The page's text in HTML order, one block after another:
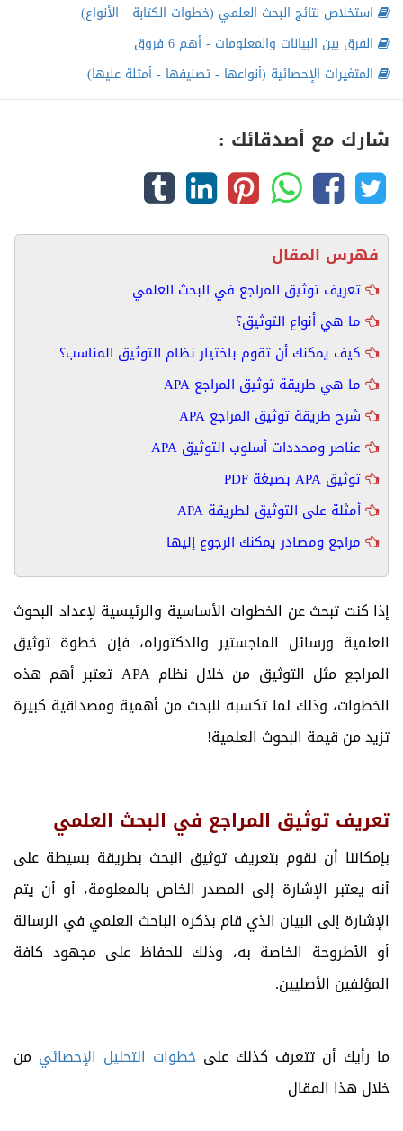
استخلاص نتائج البحث العلمي (خطوات الكتابة - الأنواع)
الفرق بين البيانات والمعلومات - أهم 6 فروق
المتغيرات الإحصائية (أنواعها - تصنيفها - أمثلة عليها)
شارك مع أصدقائك :
فهرس المقال
تعريف توثيق المراجع في البحث العلمي
ما هي أنواع التوثيق؟
كيف يمكنك أن تقوم باختيار نظام التوثيق المناسب؟
ما هي طريقة توثيق المراجع APA
شرح طريقة توثيق المراجع APA
عناصر ومحددات أسلوب التوثيق APA
توثيق APA بصيغة PDF
أمثلة على التوثيق لطريقة APA
مراجع ومصادر يمكنك الرجوع إليها
إذا كنت تبحث عن الخطوات الأساسية والرئيسية لإعداد البحوث
العلمية ورسائل الماجستير والدكتوراه، فإن خطوة توثيق
المراجع مثل التوثيق من خلال نظام APA تعتبر أهم هذه
الخطوات، وذلك لما تكسبه للبحث من أهمية ومصداقية كبيرة
تزيد من قيمة البحوث العلمية!
تعريف توثيق المراجع في البحث العلمي
بإمكاننا أن نقوم بتعريف توثيق البحث بطريقة بسيطة على
أنه يعتبر الإشارة إلى المصدر الخاص بالمعلومة، أو أن يتم
الإشارة إلى البيان الذي قام بذكره الباحث العلمي في الرسالة
أو الأطروحة الخاصة به، وذلك للحفاظ على مجهود كافة
المؤلفين الأصليين.
ما رأيك أن تتعرف كذلك على خطوات التحليل الإحصائي من
خلال هذا المقال